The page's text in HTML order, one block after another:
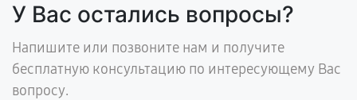
У Вас остались вопросы?
Напишите или позвоните нам и получите
бесплатную консультацию по интересующему Вас
вопросу.